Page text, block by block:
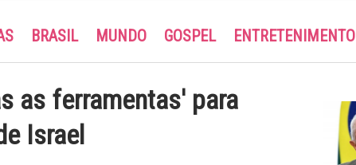
BRASIL MUNDO GOSPEL ENTRETENIMENTO
as ferramentas' para
Israel